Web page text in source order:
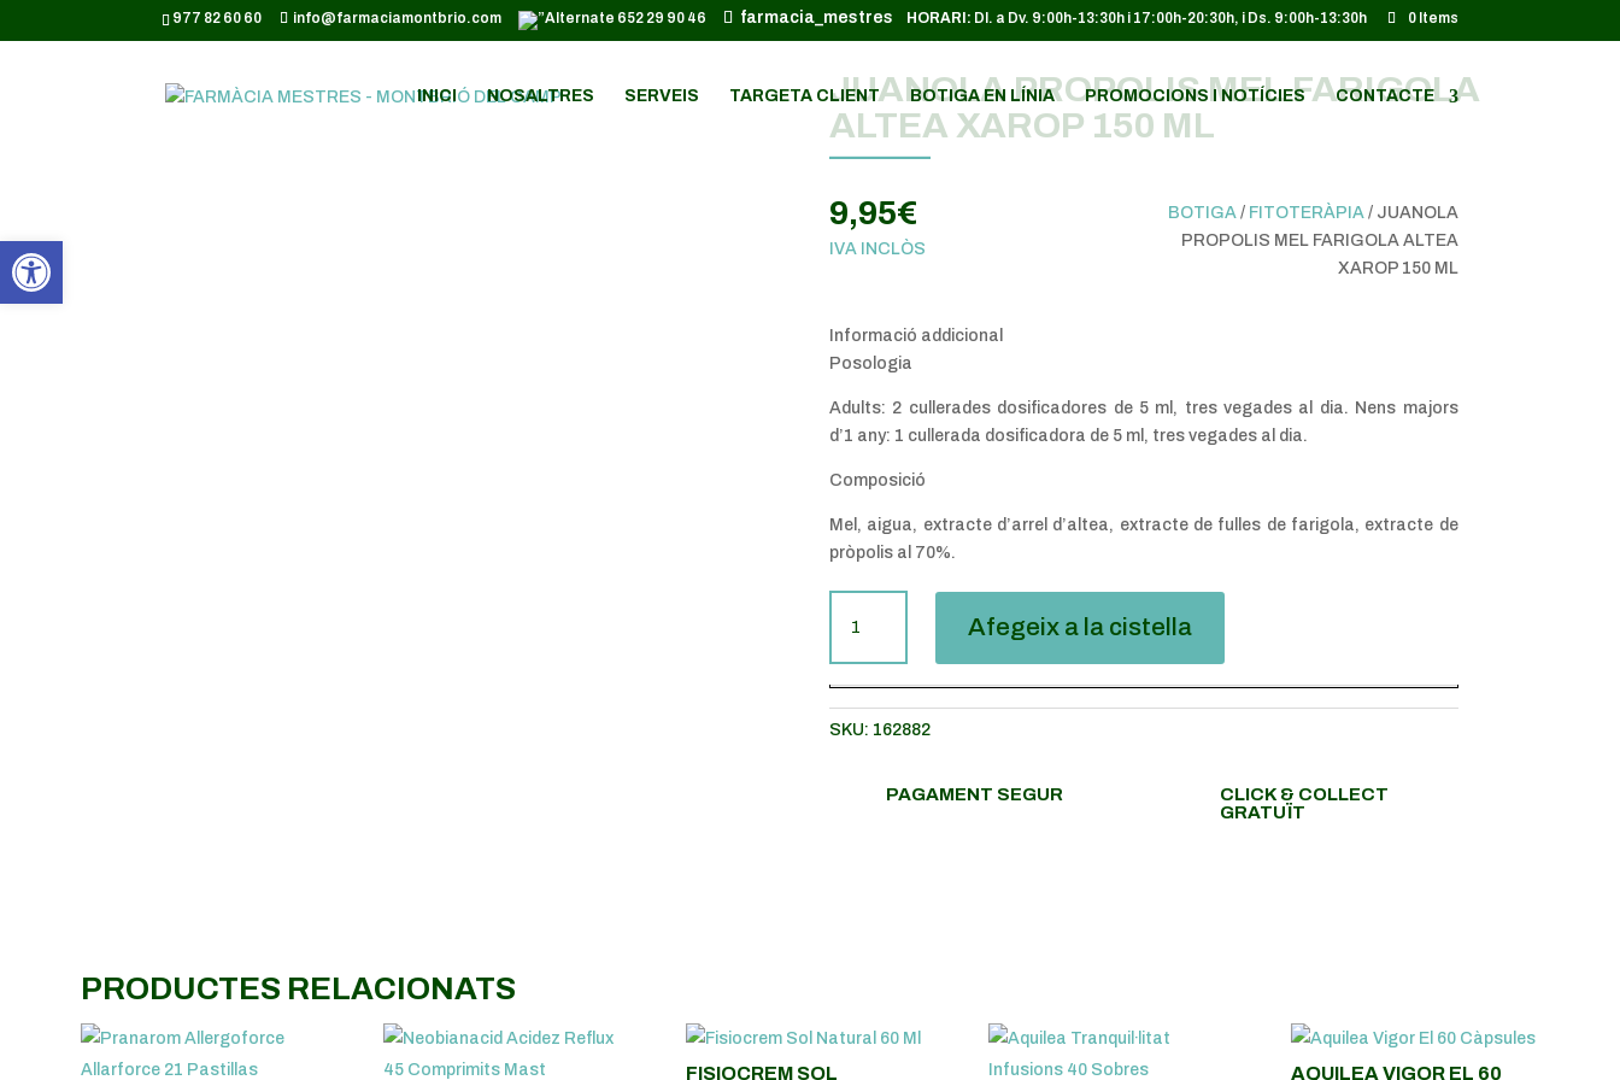
Obre la barra d'eines
CODI GOOGLE ANALYTICS:
977 82 60 60 info@farmaciamontbrio.com 652 29 90 46 farmacia_mestres HORARI: Dl. a Dv. 9:00h-13:30h i 17:00h-20:30h, i Ds. 9:00h-13:30h 0 Items
INICI NOSALTRES SERVEIS TARGETA CLIENT BOTIGA EN LÍNIA PROMOCIONS I NOTÍCIES CONTACTE
JUANOLA PROPOLIS MEL FARIGOLA
ALTEA XAROP 150 ML
9,95€
IVA INCLÒS
BOTIGA/ FITOTERÀPIA/ JUANOLA
PROPOLIS MEL FARIGOLA ALTEA
XAROP 150 ML
Informació addicional
Posologia
Adults: 2 cullerades dosificadores de 5 ml, tres vegades al dia. Nens majors
d’1 any: 1 cullerada dosificadora de 5 ml, tres vegades al dia.
Composició
Mel, aigua, extracte d’arrel d’altea, extracte de fulles de farigola, extracte de
pròpolis al 70%.
JUANOLA
PROPOLIS
MEL
XAROP
Afegeix a la cistella
SKU: 162882
PAGAMENT SEGUR
CLICK & COLLECT
GRATUÏT
PRODUCTES RELACIONATS
FISIOCREM SOL AQUILEA VIGOR EL 60